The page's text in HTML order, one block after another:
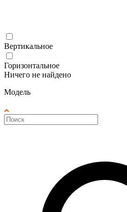
Вертикальное
Горизонтальное
Ничего не найдено
Модель